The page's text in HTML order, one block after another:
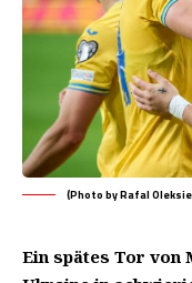
(Photo by Rafal
Ein spätes Tor von